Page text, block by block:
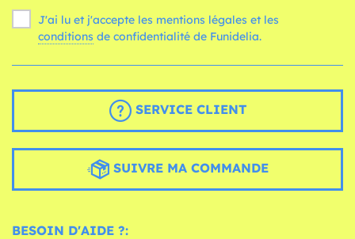
J'ai lu et j'accepte les mentions légales et les
conditions de confidentialité de Funidelia.
SERVICE CLIENT
SUIVRE MA COMMANDE
BESOIN D'AIDE ?: